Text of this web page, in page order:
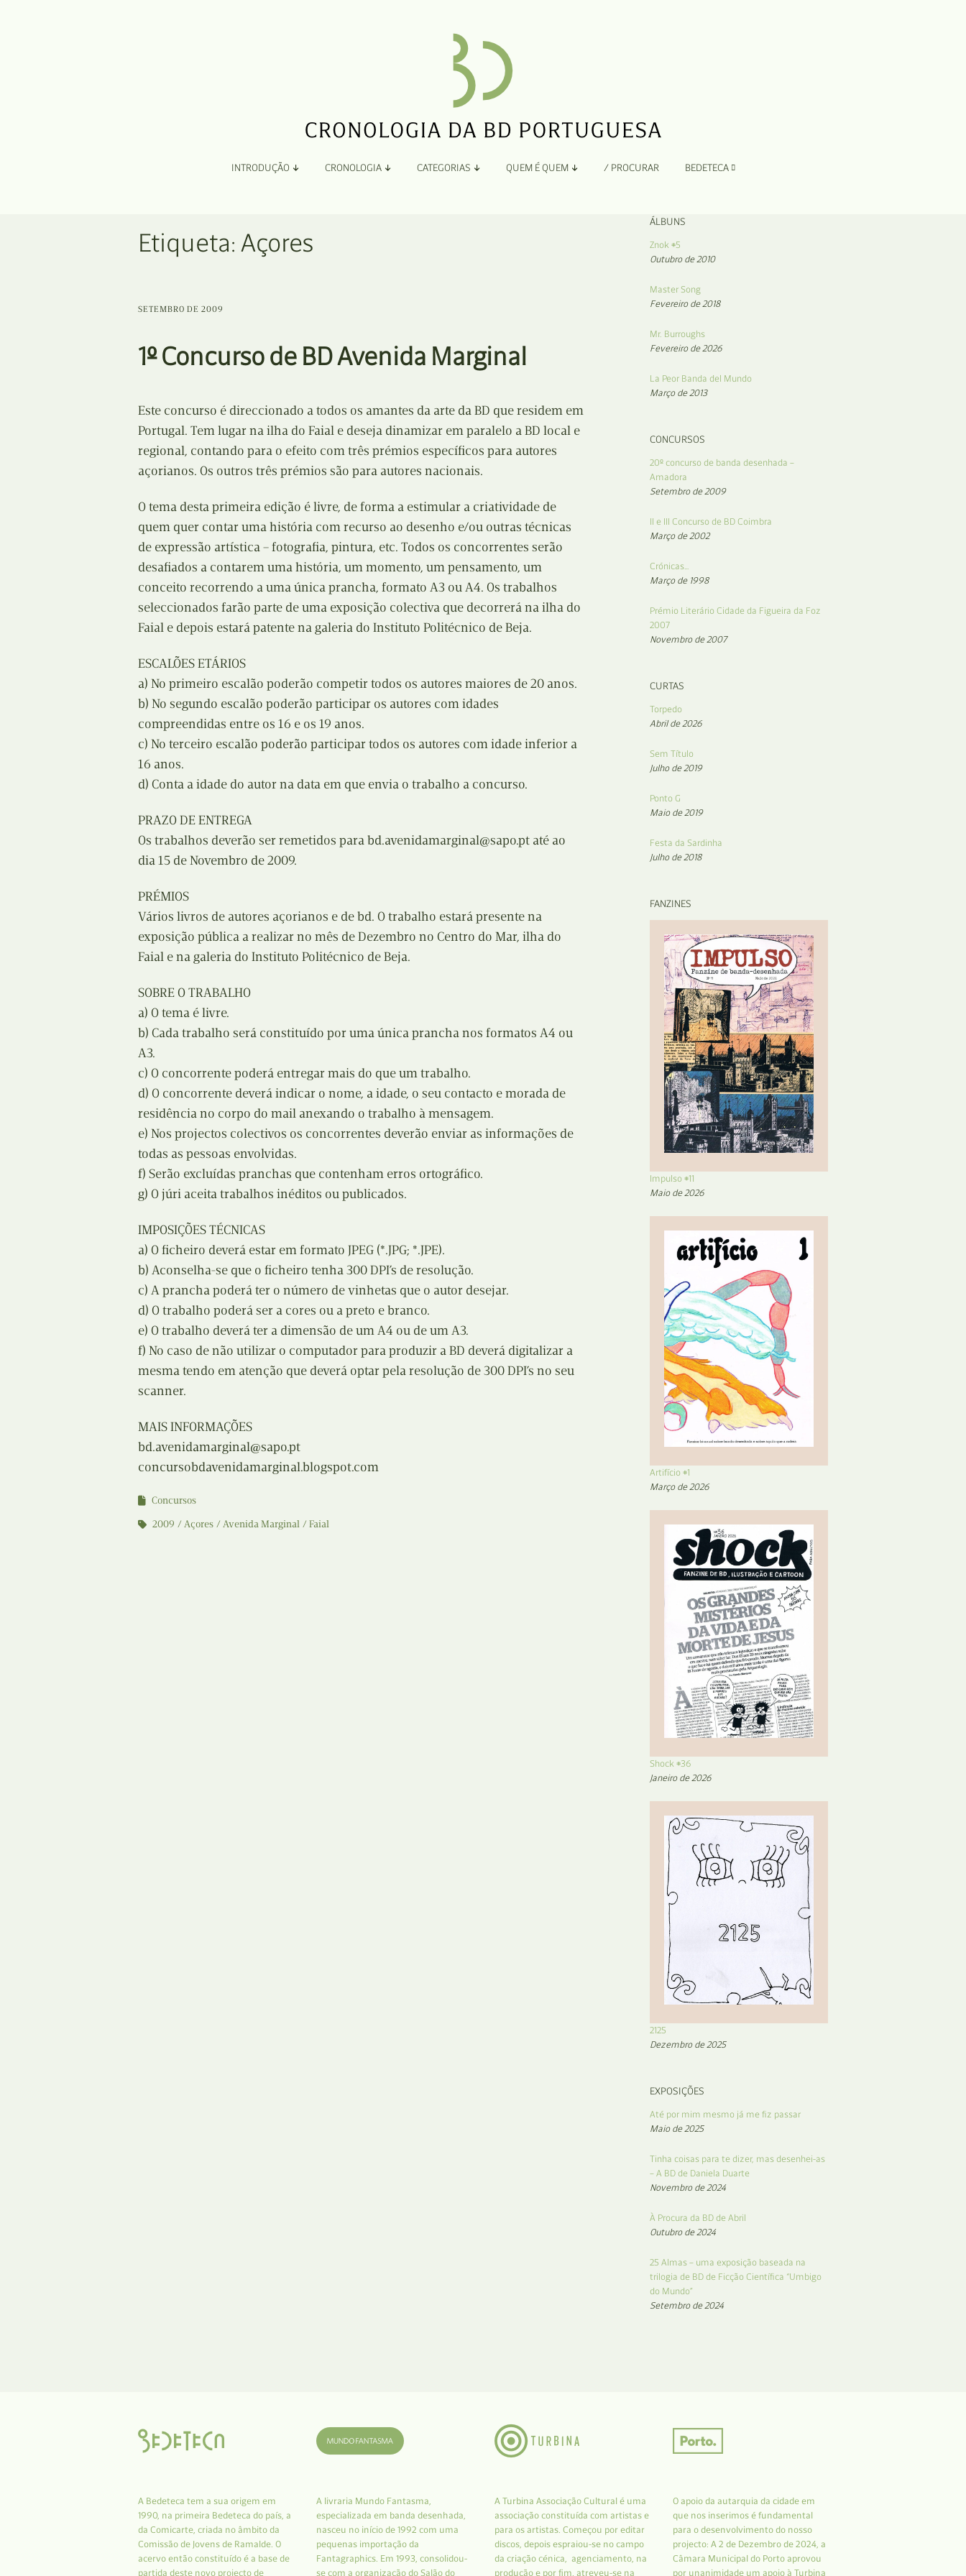
INTRODUÇÃO
Organização
CRONOLOGIA CATEGORIAS
Concursos
Curtas
Exposições e Eventos
Fanzines
Festivais e Salões
Publicação Original
Publicações em periódicos
Tertúlias
Web BD
QUEM É QUEM / PROCURAR BEDETECA
Etiqueta: Açores
SETEMBRO DE 2009
1º Concurso de BD Avenida Marginal
Este concurso é direccionado a todos os amantes da arte da BD que residem em
Portugal. Tem lugar na ilha do Faial e deseja dinamizar em paralelo a BD local e
regional, contando para o efeito com três prémios específicos para autores
açorianos. Os outros três prémios são para autores nacionais.
O tema desta primeira edição é livre, de forma a estimular a criatividade de
quem quer contar uma história com recurso ao desenho e/ou outras técnicas
de expressão artística – fotografia, pintura, etc. Todos os concorrentes serão
desafiados a contarem uma história, um momento, um pensamento, um
conceito recorrendo a uma única prancha, formato A3 ou A4. Os trabalhos
seleccionados farão parte de uma exposição colectiva que decorrerá na ilha do
Faial e depois estará patente na galeria do Instituto Politécnico de Beja.
ESCALÕES ETÁRIOS
a) No primeiro escalão poderão competir todos os autores maiores de 20 anos.
b) No segundo escalão poderão participar os autores com idades
compreendidas entre os 16 e os 19 anos.
c) No terceiro escalão poderão participar todos os autores com idade inferior a
16 anos.
d) Conta a idade do autor na data em que envia o trabalho a concurso.
PRAZO DE ENTREGA
Os trabalhos deverão ser remetidos para bd.avenidamarginal@sapo.pt até ao
dia 15 de Novembro de 2009.
PRÉMIOS
Vários livros de autores açorianos e de bd. O trabalho estará presente na
exposição pública a realizar no mês de Dezembro no Centro do Mar, ilha do
Faial e na galeria do Instituto Politécnico de Beja.
SOBRE O TRABALHO
a) O tema é livre.
b) Cada trabalho será constituído por uma única prancha nos formatos A4 ou
A3.
c) O concorrente poderá entregar mais do que um trabalho.
d) O concorrente deverá indicar o nome, a idade, o seu contacto e morada de
residência no corpo do mail anexando o trabalho à mensagem.
e) Nos projectos colectivos os concorrentes deverão enviar as informações de
todas as pessoas envolvidas.
f) Serão excluídas pranchas que contenham erros ortográfico.
g) O júri aceita trabalhos inéditos ou publicados.
IMPOSIÇÕES TÉCNICAS
a) O ficheiro deverá estar em formato JPEG (*.JPG; *.JPE).
b) Aconselha-se que o ficheiro tenha 300 DPI’s de resolução.
c) A prancha poderá ter o número de vinhetas que o autor desejar.
d) O trabalho poderá ser a cores ou a preto e branco.
e) O trabalho deverá ter a dimensão de um A4 ou de um A3.
f) No caso de não utilizar o computador para produzir a BD deverá digitalizar a
mesma tendo em atenção que deverá optar pela resolução de 300 DPI’s no seu
scanner.
MAIS INFORMAÇÕES
bd.avenidamarginal@sapo.pt
concursobdavenidamarginal.blogspot.com
Concursos
2009
Açores Avenida Marginal Faial
ÁLBUNS
Znok #5
Outubro de 2010
Master Song
Fevereiro de 2018
Mr. Burroughs
Fevereiro de 2026
La Peor Banda del Mundo
Março de 2013
CONCURSOS
20º concurso de banda desenhada –
Amadora
Setembro de 2009
II e III Concurso de BD Coimbra
Março de 2002
Crónicas…
Março de 1998
Prémio Literário Cidade da Figueira da Foz
2007
Novembro de 2007
CURTAS
Torpedo
Abril de 2026
Sem Título
Julho de 2019
Ponto G
Maio de 2019
Festa da Sardinha
Julho de 2018
FANZINES
Impulso #11
Maio de 2026
Artifício #1
Março de 2026
Shock #36
Janeiro de 2026
2125
Dezembro de 2025
EXPOSIÇÕES
Até por mim mesmo já me fiz passar
Maio de 2025
Tinha coisas para te dizer, mas desenhei-as
– A BD de Daniela Duarte
Novembro de 2024
À Procura da BD de Abril
Outubro de 2024
25 Almas – uma exposição baseada na
trilogia de BD de Ficção Científica “Umbigo
do Mundo”
Setembro de 2024
A Bedeteca tem a sua origem em
1990, na primeira Bedeteca do país, a
da Comicarte, criada no âmbito da
Comissão de Jovens de Ramalde. O
acervo então constituído é a base de
partida deste novo projecto de
A livraria Mundo Fantasma,
especializada em banda desenhada,
nasceu no início de 1992 com uma
pequenas importação da
Fantagraphics. Em 1993, consolidou-
se com a organização do Salão do
A Turbina Associação Cultural é uma
associação constituída com artistas e
para os artistas. Começou por editar
discos, depois espraiou-se no campo
da criação cénica, agenciamento, na
produção e por fim, atreveu-se na
O apoio da autarquia da cidade em
que nos inserimos é fundamental
para o desenvolvimento do nosso
projecto: A 2 de Dezembro de 2024, a
Câmara Municipal do Porto aprovou
por unanimidade um apoio à Turbina